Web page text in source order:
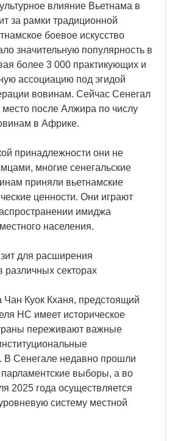
влияние Вьетнама в
за рамки традиционной
боевое искусство
значительную популярность в
более 3 000 практикующих и
ассоциацию под эгидой
вовинам. Сейчас Сенегал
место после Алжира по числу
в Африке.
принадлежности они не
многие сенегальские
приняли вьетнамские
ценности. Они играют
имиджа
населения.
для расширения
различных секторах
Чан Куок Кханя, предстоящий
НС имеет историческое
переживают важные
В Сенегале недавно прошли
парламентские выборы, а во
2025 года осуществляется
систему местной